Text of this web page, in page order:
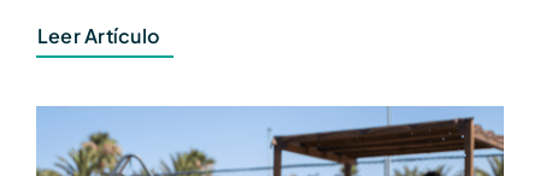
Leer Artículo